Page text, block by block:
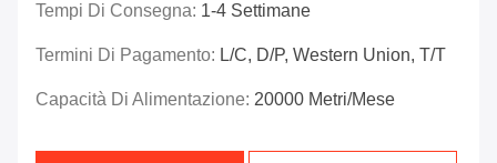
Tempi Di Consegna: 1-4 Settimane
Termini Di Pagamento: L/C, D/P, Western Union, T/T
Capacità Di Alimentazione: 20000 Metri/mese